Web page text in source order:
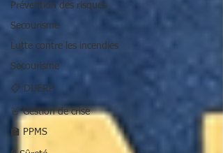
Prévention des risques
Secourisme
Lutte contre les incendies
Secourisme
📋 DUERP
🚨 Gestion de crise
🏫 PPMS